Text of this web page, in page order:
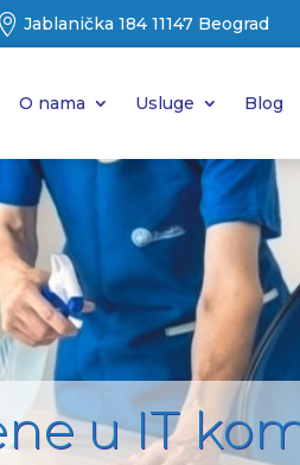
 Jablanička 184 11147 Beograd
O nama Usluge Blog
u IT